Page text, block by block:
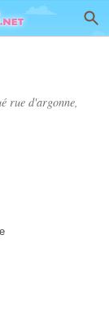
rue d'argonne,